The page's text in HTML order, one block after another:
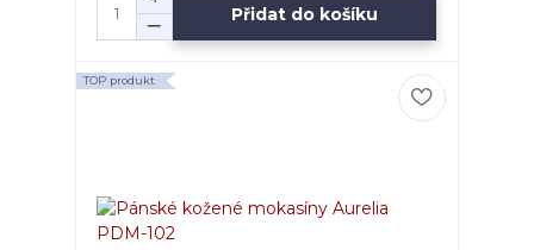
Přidat do košíku
TOP produkt